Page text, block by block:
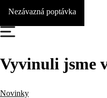
Nezávazná poptávka
Vyvinuli jsme
Novinky